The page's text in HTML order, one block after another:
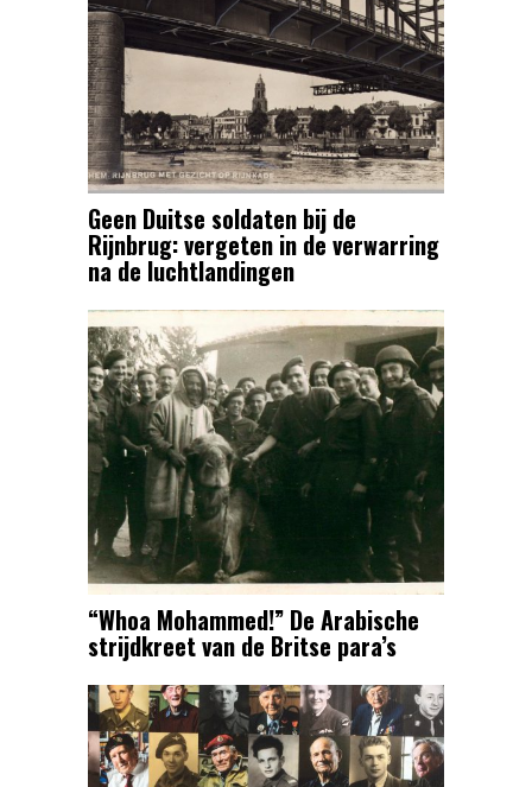
Geen Duitse soldaten bij de
Rijnbrug: vergeten in de verwarring
na de luchtlandingen
“Whoa Mohammed!” De Arabische
strijdkreet van de Britse para’s